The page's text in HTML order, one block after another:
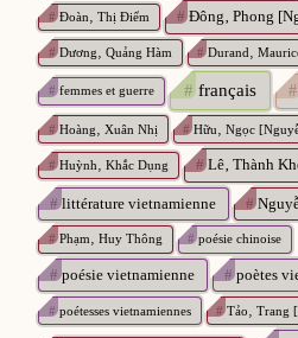
#Đoàn‚ Thị Điểm #Đông‚ Phong
#Dương‚ Quảng Hàm #Durand‚
#femmes et guerre #français #
#Hoàng‚ Xuân Nhị #Hữu‚ Ngọc
#Huỳnh‚ Khắc Dụng #Lê‚ Thành
# littérature vietnamienne #
#Phạm‚ Huy Thông #poésie chinoise
# poésie vietnamienne #poètes
#poétesses vietnamiennes #Tảo‚ Trang